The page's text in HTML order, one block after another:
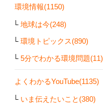
環境情報(1150)
地球は今(248)
環境トピックス(890)
5分でわかる環境問題(11)
よくわかるYouTube(1135)
いま伝えたいこと(380)